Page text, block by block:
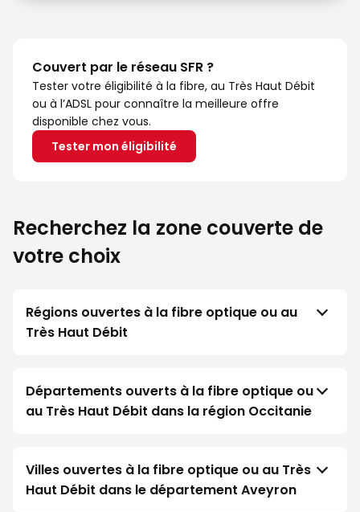
Couvert par le réseau SFR ?
Tester votre éligibilité à la fibre, au Très Haut Débit
ou à l’ADSL pour connaître la meilleure offre
disponible chez vous.
Tester mon éligibilité
Recherchez la zone couverte de
votre choix
Régions ouvertes à la fibre optique ou au
Très Haut Débit
Départements ouverts à la fibre optique ou
au Très Haut Débit dans la région Occitanie
Villes ouvertes à la fibre optique ou au Très
Haut Débit dans le département Aveyron